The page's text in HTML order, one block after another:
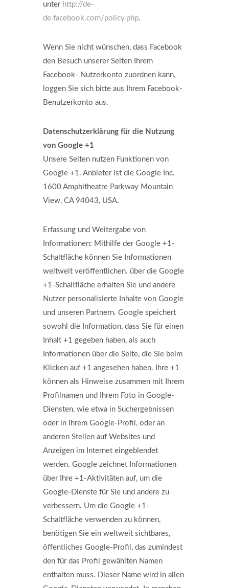
unter http://de-
de.facebook.com/policy.php.
Wenn Sie nicht wünschen, dass Facebook
den Besuch unserer Seiten Ihrem
Facebook- Nutzerkonto zuordnen kann,
loggen Sie sich bitte aus Ihrem Facebook-
Benutzerkonto aus.
Datenschutzerklärung für die Nutzung
von Google +1
Unsere Seiten nutzen Funktionen von
Google +1. Anbieter ist die Google Inc.
1600 Amphitheatre Parkway Mountain
View, CA 94043, USA.
Erfassung und Weitergabe von
Informationen: Mithilfe der Google +1-
Schaltfläche können Sie Informationen
weltweit veröffentlichen. über die Google
+1-Schaltfläche erhalten Sie und andere
Nutzer personalisierte Inhalte von Google
und unseren Partnern. Google speichert
sowohl die Information, dass Sie für einen
Inhalt +1 gegeben haben, als auch
Informationen über die Seite, die Sie beim
Klicken auf +1 angesehen haben. Ihre +1
können als Hinweise zusammen mit Ihrem
Profilnamen und Ihrem Foto in Google-
Diensten, wie etwa in Suchergebnissen
oder in Ihrem Google-Profil, oder an
anderen Stellen auf Websites und
Anzeigen im Internet eingeblendet
werden. Google zeichnet Informationen
über Ihre +1-Aktivitäten auf, um die
Google-Dienste für Sie und andere zu
verbessern. Um die Google +1-
Schaltfläche verwenden zu können,
benötigen Sie ein weltweit sichtbares,
öffentliches Google-Profil, das zumindest
den für das Profil gewählten Namen
enthalten muss. Dieser Name wird in allen